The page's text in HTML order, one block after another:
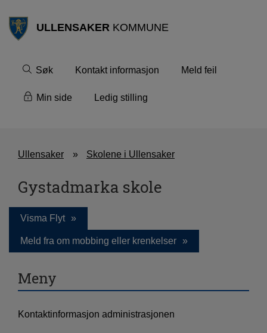
ULLENSAKERKOMMUNE
Søk Kontakt informasjon Meld feil
Min side Ledig stilling
Ullensaker Skolene i Ullensaker
Gystadmarka skole
Visma Flyt
Meld fra om mobbing eller krenkelser
Meny
Kontaktinformasjon administrasjonen